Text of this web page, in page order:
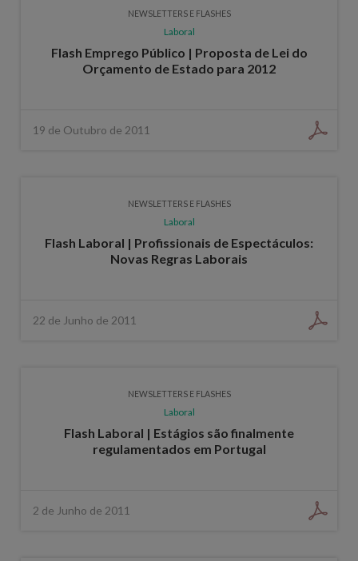
NEWSLETTERS E FLASHES
Laboral
Flash Emprego Público | Proposta de Lei do
Orçamento de Estado para 2012
19 de Outubro de 2011
NEWSLETTERS E FLASHES
Laboral
Flash Laboral | Profissionais de Espectáculos:
Novas Regras Laborais
22 de Junho de 2011
NEWSLETTERS E FLASHES
Laboral
Flash Laboral | Estágios são finalmente
regulamentados em Portugal
2 de Junho de 2011